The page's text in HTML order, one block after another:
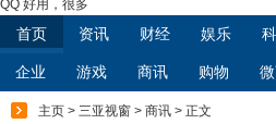
QQ 好用，很多
首页 资讯 财经 娱乐
企业 游戏 商讯 购物
主页 > 三亚视窗 > 商讯 > 正文